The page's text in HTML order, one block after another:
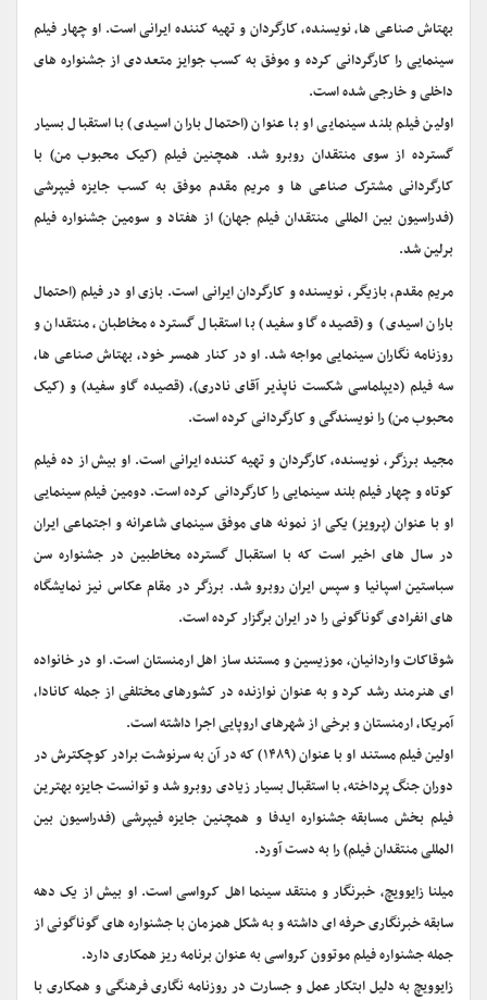
بهتاش صناعی ها، نویسنده، کارگردان و تهیه کننده ایرانی است. او چهار فیلم
سینمایی را کارگردانی کرده و موفق به کسب جوایز متعددی از جشنواره های
داخلی و خارجی شده است.
اولین فیلم بلند سینمایی او با عنوان (احتمال باران اسیدی) با استقبال بسیار
گسترده از سوی منتقدان روبرو شد. همچنین فیلم (کیک محبوب من) با
کارگردانی مشترک صناعی ها و مریم مقدم موفق به کسب جایزه فیپرشی
(فدراسیون بین المللی منتقدان فیلم جهان) از هفتاد و سومین جشنواره فیلم
برلین شد.
مریم مقدم، بازیگر، نویسنده و کارگردان ایرانی است. بازی او در فیلم (احتمال
باران اسیدی) و (قصیده گاو سفید) با استقبال گسترده مخاطبان، منتقدان و
روزنامه نگاران سینمایی مواجه شد. او در کنار همسر خود، بهتاش صناعی ها،
سه فیلم (دیپلماسی شکست ناپذیر آقای نادری)، (قصیده گاو سفید) و (کیک
محبوب من) را نویسندگی و کارگردانی کرده است.
مجید برزگر، نویسنده، کارگردان و تهیه کننده ایرانی است. او بیش از ده فیلم
کوتاه و چهار فیلم بلند سینمایی را کارگردانی کرده است. دومین فیلم سینمایی
او با عنوان (پرویز) یکی از نمونه های موفق سینمای شاعرانه و اجتماعی ایران
در سال های اخیر است که با استقبال گسترده مخاطبین در جشنواره سن
سباستین اسپانیا و سپس ایران روبرو شد. برزگر در‌ مقام عکاس نیز نمایشگاه
های انفرادی گوناگونی را در ایران برگزار کرده است.
شوقاکات واردانیان، موزیسین و مستند ساز اهل ارمنستان است. او در خانواده
ای هنرمند رشد کرد و به عنوان نوازنده در کشورهای مختلفی از جمله کانادا،
آمریکا، ارمنستان و برخی از شهرهای اروپایی اجرا داشته است.
اولین فیلم مستند او با عنوان (۱۴۸۹) که در آن به سرنوشت برادر کوچکترش در
دوران جنگ پرداخته، با استقبال بسیار زیادی روبرو شد و توانست جایزه بهترین
فیلم بخش مسابقه جشنواره ایدفا و همچنین جایزه فیپرشی (فدراسیون بین
المللی منتقدان فیلم) را به دست آورد.
میلنا زایوویچ، خبرنگار و منتقد سینما اهل کرواسی است. او بیش از یک دهه
سابقه خبرنگاری حرفه ای داشته و به شکل‌ همزمان با جشنواره های گوناگونی از
جمله جشنواره فیلم موتوون کرواسی به عنوان برنامه ریز همکاری دارد.
زایوویچ به دلیل ابتکار عمل و جسارت در‌ روزنامه نگاری فرهنگی و همکاری با